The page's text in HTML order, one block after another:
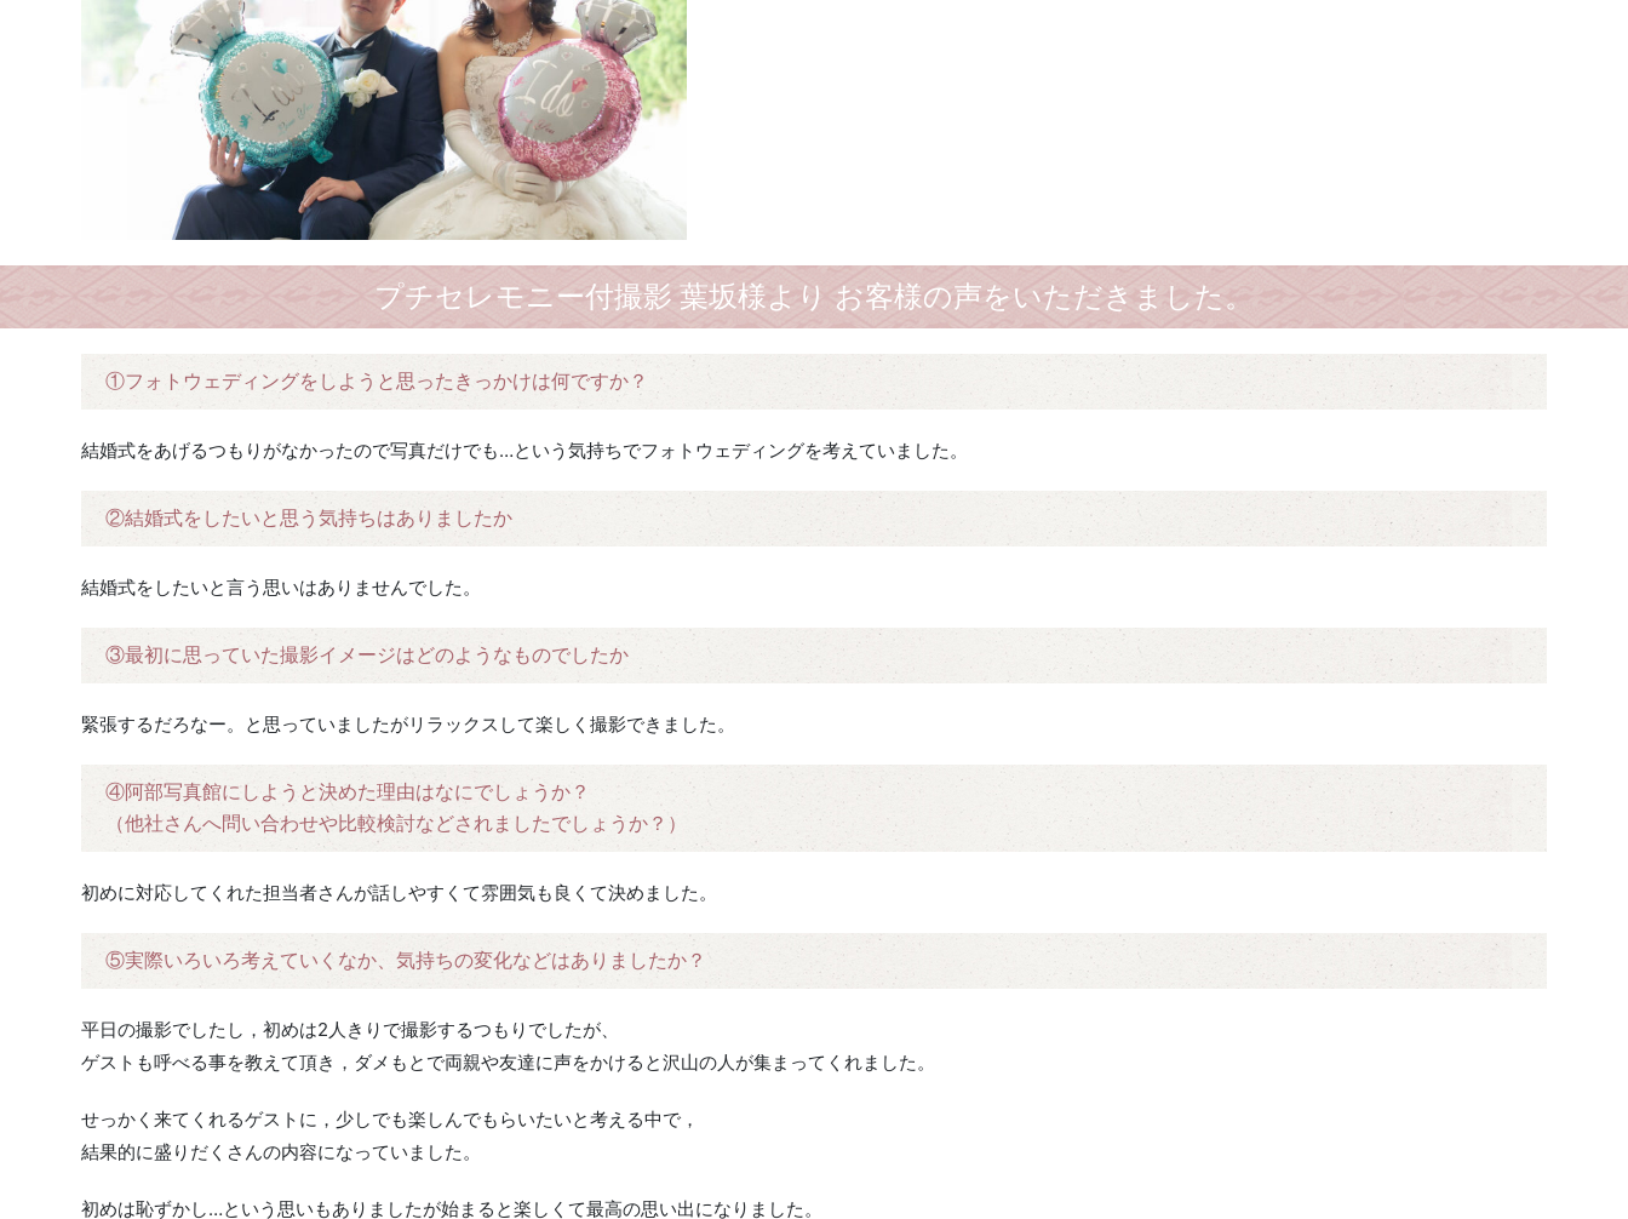
プチセレモニー付撮影 葉坂様より お客様の声をいただきました。
①フォトウェディングをしようと思ったきっかけは何ですか？
結婚式をあげるつもりがなかったので写真だけでも…という気持ちでフォトウェディングを考えていました。
②結婚式をしたいと思う気持ちはありましたか
結婚式をしたいと言う思いはありませんでした。
③最初に思っていた撮影イメージはどのようなものでしたか
緊張するだろなー。と思っていましたがリラックスして楽しく撮影できました。
④阿部写真館にしようと決めた理由はなにでしょうか？
（他社さんへ問い合わせや比較検討などされましたでしょうか？）
初めに対応してくれた担当者さんが話しやすくて雰囲気も良くて決めました。
⑤実際いろいろ考えていくなか、気持ちの変化などはありましたか？
平日の撮影でしたし，初めは2人きりで撮影するつもりでしたが、
ゲストも呼べる事を教えて頂き，ダメもとで両親や友達に声をかけると沢山の人が集まってくれました。
せっかく来てくれるゲストに，少しでも楽しんでもらいたいと考える中で，
結果的に盛りだくさんの内容になっていました。
初めは恥ずかし…という思いもありましたが始まると楽しくて最高の思い出になりました。